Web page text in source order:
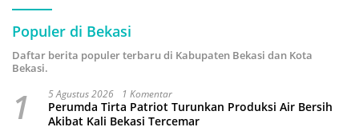
Populer di Bekasi
Daftar berita populer terbaru di Kabupaten Bekasi dan Kota
Bekasi.
1 5 Agustus 2026 1 Komentar
Perumda Tirta Patriot Turunkan Produksi Air Bersih
Akibat Kali Bekasi Tercemar